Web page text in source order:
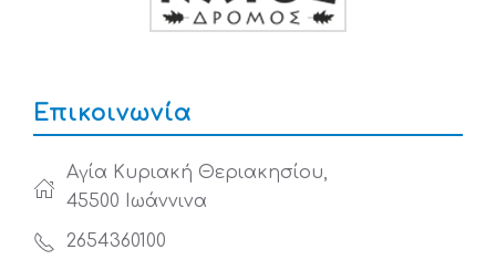
Επικοινωνία
Αγία Κυριακή Θεριακησίου,
45500 Ιωάννινα
2654360100